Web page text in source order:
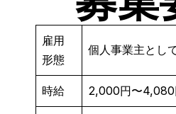
雇用
形態
個人事業主とし
時給 2,000円〜4,080